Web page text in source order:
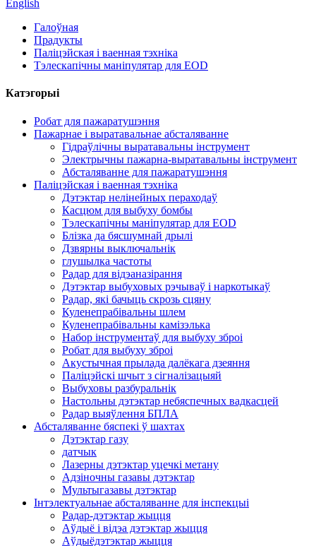
English
Галоўная
Прадукты
Паліцэйская і ваенная тэхніка
Тэлескапічны маніпулятар для EOD
Катэгорыі
Робат для пажаратушэння
Пажарнае і выратавальнае абсталяванне
Гідраўлічны выратавальны інструмент
Электрычны пажарна-выратавальны інструмент
Абсталяванне для пажаратушэння
Паліцэйская і ваенная тэхніка
Дэтэктар нелінейных пераходаў
Касцюм для выбуху бомбы
Тэлескапічны маніпулятар для EOD
Блізка да бясшумнай дрылі
Дзвярны выключальнік
глушылка частоты
Радар для відэаназірання
Дэтэктар выбуховых рэчываў і наркотыкаў
Радар, які бачыць скрозь сцяну
Куленепрабівальны шлем
Куленепрабівальны камізэлька
Набор інструментаў для выбуху зброі
Робат для выбуху зброі
Акустычная прылада далёкага дзеяння
Паліцэйскі шчыт з сігналізацыяй
Выбуховы разбуральнік
Настольны дэтэктар небяспечных вадкасцей
Радар выяўлення БПЛА
Абсталяванне бяспекі ў шахтах
Дэтэктар газу
датчык
Лазерны дэтэктар уцечкі метану
Адзіночны газавы дэтэктар
Мультыгазавы дэтэктар
Інтэлектуальнае абсталяванне для інспекцыі
Радар-дэтэктар жыцця
Аўдыё і відэа дэтэктар жыцця
Аўдыёдэтэктар жыцця